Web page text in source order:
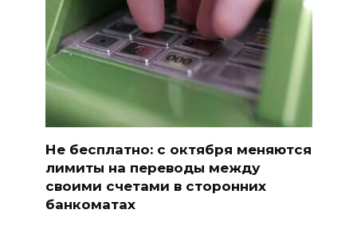
Не бесплатно: с октября меняются
лимиты на переводы между
своими счетами в сторонних
банкоматах